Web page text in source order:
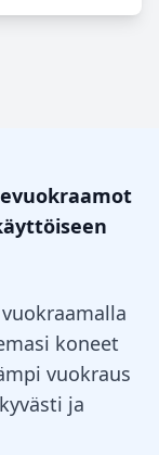
koneet
vuokraus
ja